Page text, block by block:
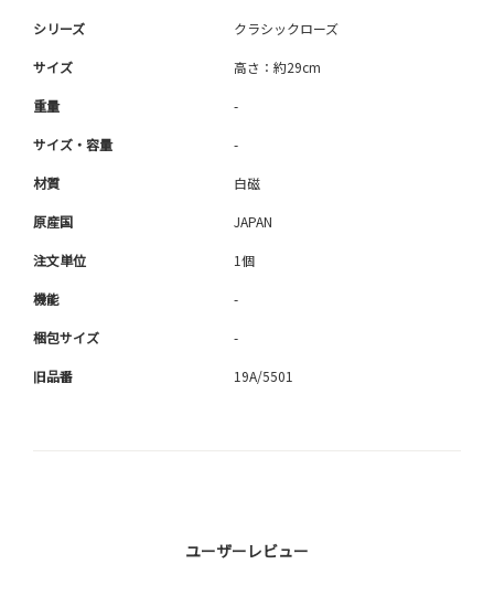
シリーズ クラシックローズ
サイズ 高さ：約29cm
重量 -
サイズ・容量 -
材質 白磁
原産国 JAPAN
注文単位 1個
機能 -
梱包サイズ -
旧品番 19A/5501
ユーザーレビュー